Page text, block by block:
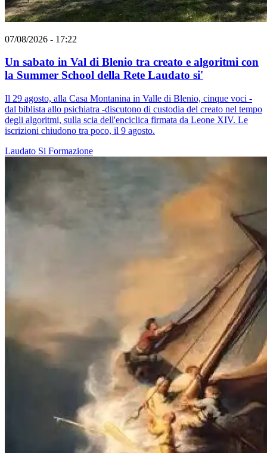
07/08/2026 - 17:22
Un sabato in Val di Blenio tra creato e algoritmi con
la Summer School della Rete Laudato si'
Il 29 agosto, alla Casa Montanina in Valle di Blenio, cinque voci -
dal biblista allo psichiatra -discutono di custodia del creato nel tempo
degli algoritmi, sulla scia dell'enciclica firmata da Leone XIV. Le
iscrizioni chiudono tra poco, il 9 agosto.
Laudato Si Formazione